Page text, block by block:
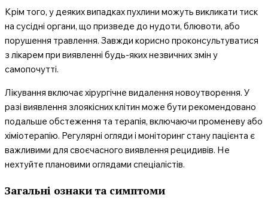
Крім того, у деяких випадках пухлини можуть викликати тиск
на сусідні органи, що призведе до нудоти, блювоти, або
порушення травлення. Завжди корисно проконсультуватися
з лікарем при виявленні будь-яких незвичних змін у
самопочутті.
Лікування включає хірургічне видалення новоутворення. У
разі виявлення злоякісних клітин може бути рекомендовано
подальше обстеження та терапія, включаючи променеву або
хіміотерапію. Регулярні огляди і моніторинг стану пацієнта є
важливими для своєчасного виявлення рецидивів. Не
нехтуйте плановими оглядами спеціалістів.
Загальні ознаки та симптоми